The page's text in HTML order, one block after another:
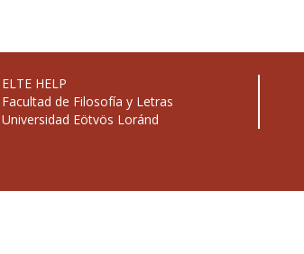
ELTE HELP
Facultad de Filosofía y Letras
Universidad Eötvös Loránd